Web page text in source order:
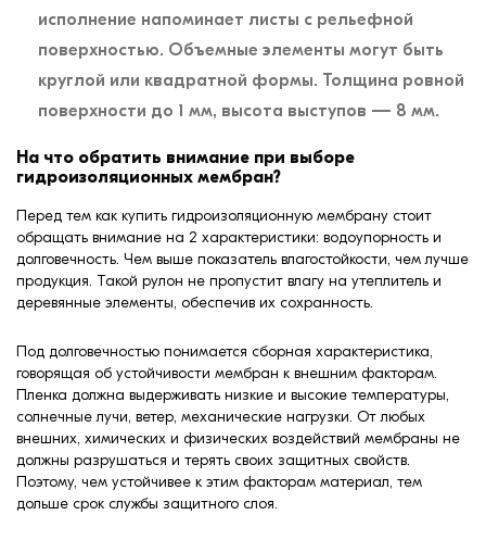
исполнение напоминает листы с рельефной
поверхностью. Объемные элементы могут быть
круглой или квадратной формы. Толщина ровной
поверхности до 1 мм, высота выступов — 8 мм.
На что обратить внимание при выборе
гидроизоляционных мембран?
Перед тем как купить гидроизоляционную мембрану стоит
обращать внимание на 2 характеристики: водоупорность и
долговечность. Чем выше показатель влагостойкости, чем лучше
продукция. Такой рулон не пропустит влагу на утеплитель и
деревянные элементы, обеспечив их сохранность.
Под долговечностью понимается сборная характеристика,
говорящая об устойчивости мембран к внешним факторам.
Пленка должна выдерживать низкие и высокие температуры,
солнечные лучи, ветер, механические нагрузки. От любых
внешних, химических и физических воздействий мембраны не
должны разрушаться и терять своих защитных свойств.
Поэтому, чем устойчивее к этим факторам материал, тем
дольше срок службы защитного слоя.